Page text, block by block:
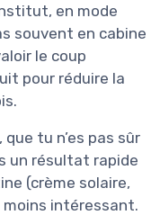
en mode
souvent en cabine
le coup
pour réduire la
tu n’es pas sûr
un résultat rapide
(crème solaire,
intéressant.